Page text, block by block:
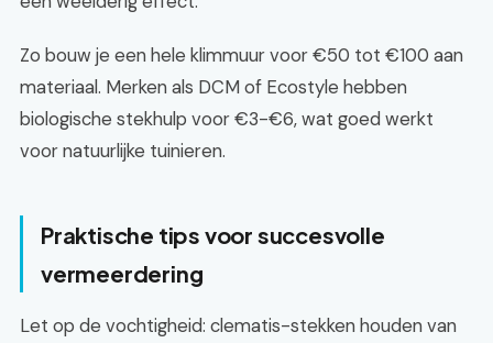
Zo bouw je een hele klimmuur voor €50 tot €100 aan
materiaal. Merken als DCM of Ecostyle hebben
biologische stekhulp voor €3-€6, wat goed werkt
voor natuurlijke tuinieren.
Praktische tips voor succesvolle
vermeerdering
Let op de vochtigheid: clematis-stekken houden van